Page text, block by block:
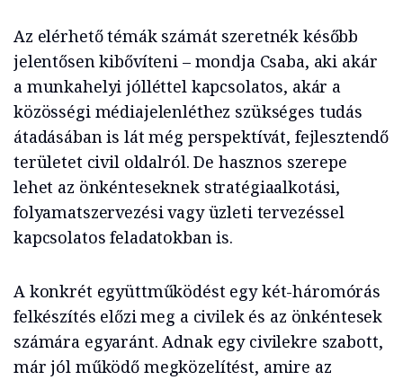
Az elérhető témák számát szeretnék később
jelentősen kibővíteni – mondja Csaba, aki akár
a munkahelyi jólléttel kapcsolatos, akár a
közösségi médiajelenléthez szükséges tudás
átadásában is lát még perspektívát, fejlesztendő
területet civil oldalról. De hasznos szerepe
lehet az önkénteseknek stratégiaalkotási,
folyamatszervezési vagy üzleti tervezéssel
kapcsolatos feladatokban is.
A konkrét együttműködést egy két-háromórás
felkészítés előzi meg a civilek és az önkéntesek
számára egyaránt. Adnak egy civilekre szabott,
már jól működő megközelítést, amire az